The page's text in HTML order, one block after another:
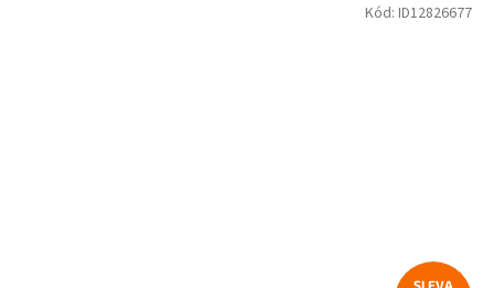
Kód: ID12826677